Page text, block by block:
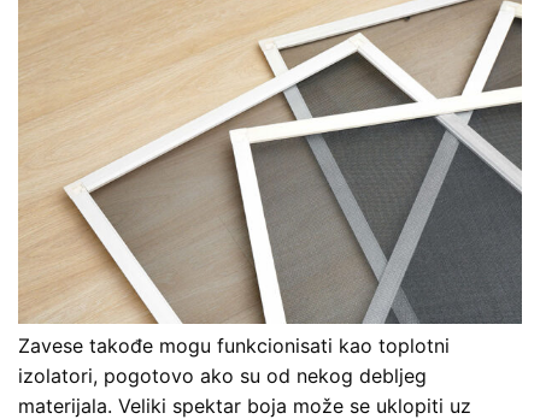
Zavese takođe mogu funkcionisati kao toplotni
izolatori, pogotovo ako su od nekog debljeg
materijala. Veliki spektar boja može se uklopiti uz